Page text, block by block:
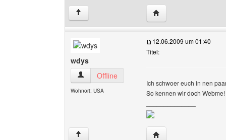
↑ Website dieses
wdys
wdys Benutzer-Profile anzeigen
Offline
Wohnort: USA
12.06.2009 um 01:40
Titel:
Ich schwoer euch in nen
So kennen wir doch Webme!
↑ Website dieses